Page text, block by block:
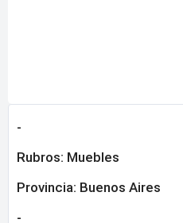
-
Rubros: Muebles
Provincia: Buenos Aires
-